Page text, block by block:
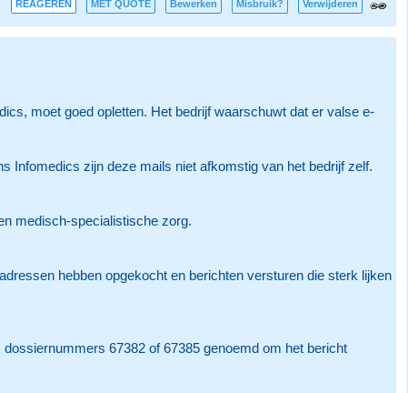
REAGEREN MET QUOTE Bewerken Misbruik? Verwijderen
moet goed opletten. Het bedrijf waarschuwt dat er valse e-
Infomedics zijn deze mails niet afkomstig van het bedrijf zelf.
medisch-specialistische zorg.
hebben opgekocht en berichten versturen die sterk lijken
67382 of 67385 genoemd om het bericht